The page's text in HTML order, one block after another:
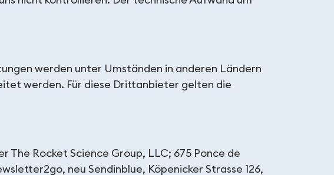
werden unter Umständen in anderen Ländern
werden. Für diese Drittanbieter gelten die
Rocket Science Group, LLC; 675 Ponce de
neu Sendinblue, Köpenicker Strasse 126,